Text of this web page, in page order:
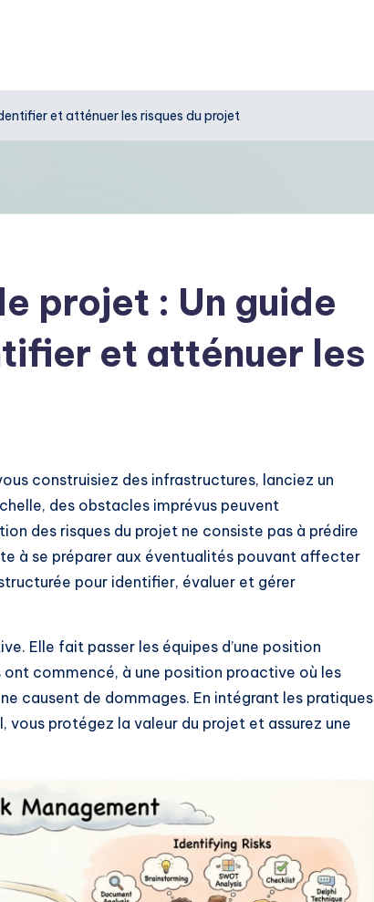
et atténuer les risques du projet
projet : Un guide
et atténuer les
construisiez des infrastructures, lanciez un
des obstacles imprévus peuvent
des risques du projet ne consiste pas à prédire
à se préparer aux éventualités pouvant affecter
pour identifier, évaluer et gérer
Elle fait passer les équipes d’une position
ont commencé, à une position proactive où les
causent de dommages. En intégrant les pratiques
protégez la valeur du projet et assurez une